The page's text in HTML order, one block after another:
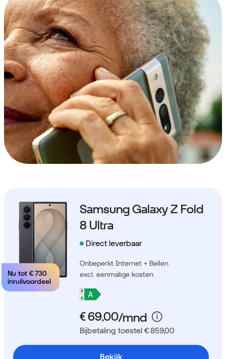
Nu tot € 730
inruilvoordeel
Samsung Galaxy Z Fold
8 Ultra
Direct leverbaar
Onbeperkt Internet + Bellen
excl. eenmalige kosten
Bijbetaling toestel € 859,00
Bekijk